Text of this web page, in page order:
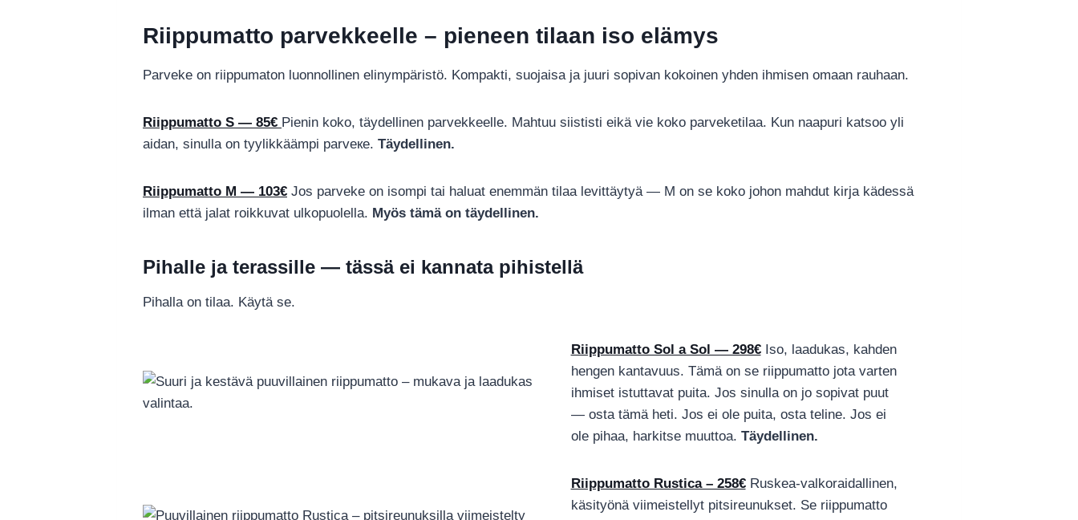
Riippumatto parvekkeelle – pieneen tilaan iso elämys
Parveke on riippumaton luonnollinen elinympäristö. Kompakti, suojaisa ja juuri sopivan kokoinen yhden ihmisen omaan rauhaan.
Riippumatto S — 85€ Pienin koko, täydellinen parvekkeelle. Mahtuu siististi eikä vie koko parveketilaa. Kun naapuri katsoo yli
aidan, sinulla on tyylikkäämpi parveке. Täydellinen.
Riippumatto M — 103€ Jos parveke on isompi tai haluat enemmän tilaa levittäytyä — M on se koko johon mahdut kirja kädessä
ilman että jalat roikkuvat ulkopuolella. Myös tämä on täydellinen.
Pihalle ja terassille — tässä ei kannata pihistellä
Pihalla on tilaa. Käytä se.
Riippumatto Sol a Sol — 298€Iso, laadukas, kahden
hengen kantavuus. Tämä on se riippumatto jota varten
ihmiset istuttavat puita. Jos sinulla on jo sopivat puut
— osta tämä heti. Jos ei ole puita, osta teline. Jos ei
ole pihaa, harkitse muuttoa. Täydellinen.
Riippumatto Rustica – 258€Ruskea-valkoraidallinen,
käsityönä viimeistellyt pitsireunukset. Se riippumatto